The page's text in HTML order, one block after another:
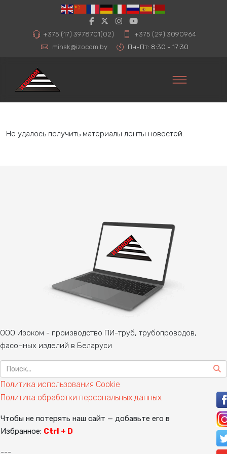
+375 (17) 3978701(02)
+375 (29) 3090964
minsk@izocom.by
Пн-Пт: 8:30 - 17:30
Не удалось получить материалы ленты новостей.
ООО Изоком - производство ПИ-труб, трубопроводов,
фасонных изделий в Беларуси
Политика использования Cookie
Политика обработки персональных данных
Чтобы не потерять наш сайт — добавьте его в
Избранное: Ctrl + D
---